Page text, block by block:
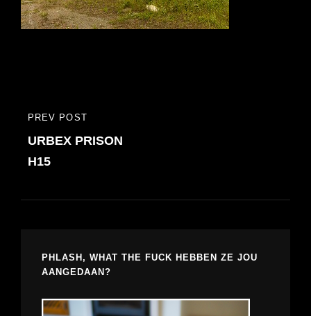
Bericht
navigatie
PREVIOUS
POST
PREV POST
URBEX PRISON
H15
PHLASH, WHAT THE FUCK HEBBEN ZE JOU
AANGEDAAN?